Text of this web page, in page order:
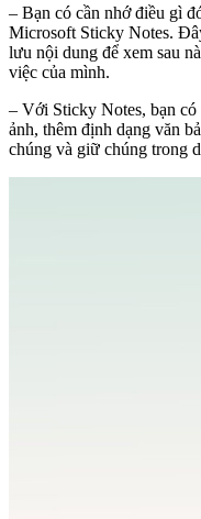
– Bạn có cần nhớ điều gì
Microsoft Sticky Notes.
lưu nội dung để xem sau
việc của mình.
– Với Sticky Notes, bạn có
ảnh, thêm định dạng văn
chúng và giữ chúng trong